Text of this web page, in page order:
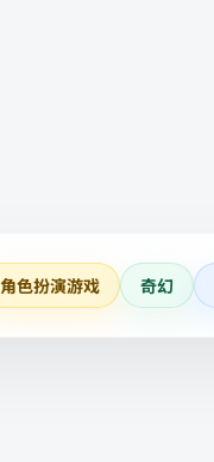
角色扮演游戏 奇幻